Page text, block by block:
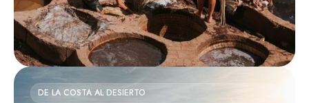
DE LA COSTA AL DESIERTO